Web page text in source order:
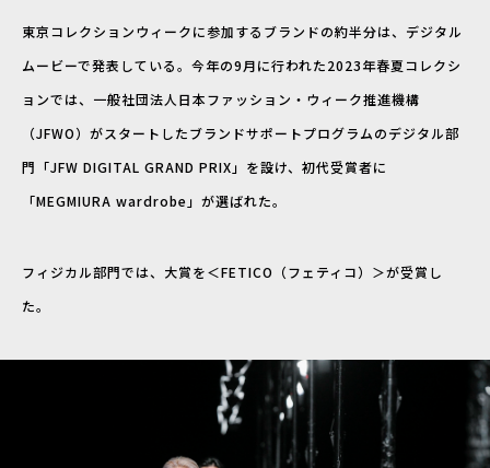
東京コレクションウィークに参加するブランドの約半分は、デジタル
ムービーで発表している。今年の9月に行われた2023年春夏コレクシ
ョンでは、一般社団法人日本ファッション・ウィーク推進機構
（JFWO）がスタートしたブランドサポートプログラムのデジタル部
門「JFW DIGITAL GRAND PRIX」を設け、初代受賞者に
「MEGMIURA wardrobe」が選ばれた。
フィジカル部門では、大賞を＜FETICO（フェティコ）＞が受賞し
た。